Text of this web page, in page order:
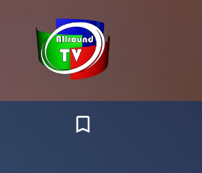
bookmark_border